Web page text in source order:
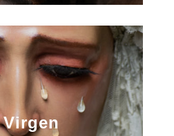
Virgen